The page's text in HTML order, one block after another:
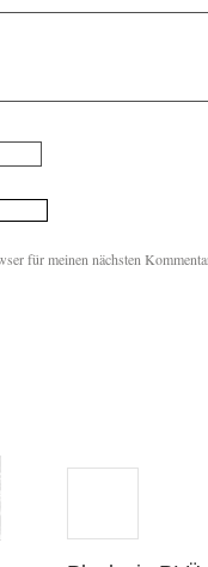
für meinen nächsten